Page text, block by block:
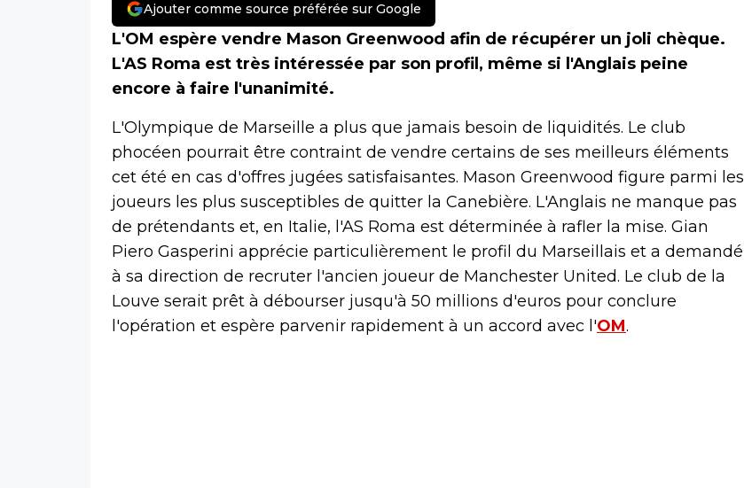
Ajouter comme source préférée sur Google
L'OM espère vendre Mason Greenwood afin de récupérer un joli chèque.
L'AS Roma est très intéressée par son profil, même si l'Anglais peine
encore à faire l'unanimité.
L'Olympique de Marseille a plus que jamais besoin de liquidités. Le club
phocéen pourrait être contraint de vendre certains de ses meilleurs éléments
cet été en cas d'offres jugées satisfaisantes. Mason Greenwood figure parmi les
joueurs les plus susceptibles de quitter la Canebière. L'Anglais ne manque pas
de prétendants et, en Italie, l'AS Roma est déterminée à rafler la mise. Gian
Piero Gasperini apprécie particulièrement le profil du Marseillais et a demandé
à sa direction de recruter l'ancien joueur de Manchester United. Le club de la
Louve serait prêt à débourser jusqu'à 50 millions d'euros pour conclure
l'opération et espère parvenir rapidement à un accord avec l'OM.